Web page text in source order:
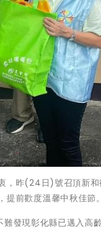
，昨(24日)號召頂新
前歡度溫馨中秋佳節。
發現彰化縣已邁入高